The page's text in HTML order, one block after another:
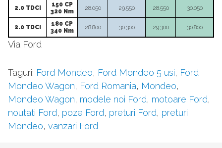
2.0 TDCI
150 CP
320 Nm
28.050 29.550 28.550 30.050
2.0 TDCI
180 CP
340 Nm
28.800 30.300 29.300 30.800
Via Ford
Taguri: Ford Mondeo, Ford Mondeo 5 usi, Ford
Mondeo Wagon, Ford Romania, Mondeo,
Mondeo Wagon, modele noi Ford, motoare Ford,
noutati Ford, poze Ford, preturi Ford, preturi
Mondeo, vanzari Ford